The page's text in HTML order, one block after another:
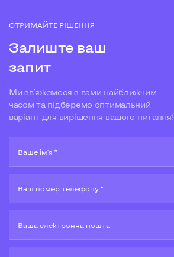
ОТРИМАЙТЕ РІШЕННЯ
Залиште ваш
запит
Ми зв'яжемося з вами найближчим
часом та підберемо оптимальний
варіант для вирішення вашого питання!
Ваше ім'я *
Ваш номер телефону *
Ваша електронна пошта